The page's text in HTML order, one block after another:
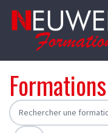
Formations